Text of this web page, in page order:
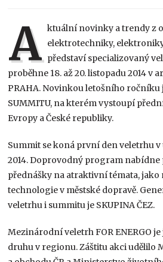
A ktuální novinky a trendy z
elektrotechniky,
představí specializovaný
proběhne 18. až 20. listopadu 2014 v
PRAHA. Novinkou letošního ročníku
SUMMITU, na kterém vystoupí
Evropy a České republiky.
Summit se koná první den veletrhu v
2014. Doprovodný program nabídne
přednášky na atraktivní témata,
technologie v městské dopravě.
veletrhu i summitu je SKUPINA ČEZ.
Mezinárodní veletrh FOR ENERGO
druhu v regionu. Záštitu akci udělilo